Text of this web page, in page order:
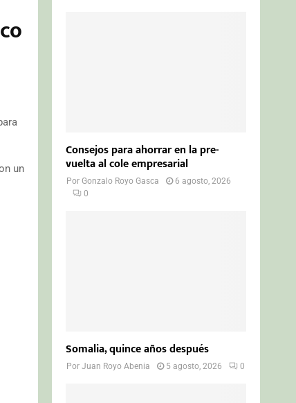
un
Consejos para ahorrar en la pre-
vuelta al cole empresarial
PorGonzalo Royo Gasca
6 agosto, 2026
0
Somalia, quince años después
PorJuan Royo Abenia 5 agosto, 2026 0